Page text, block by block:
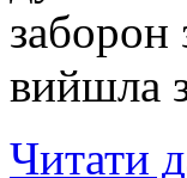
заборон
вийшла
Читати